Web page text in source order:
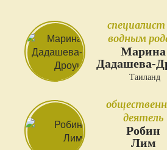
водным
Марина
Дадашева-
Таиланд
деятель
Робин
Лим